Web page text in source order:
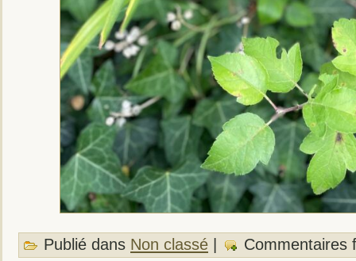
Publié dans Non classé Commentaires